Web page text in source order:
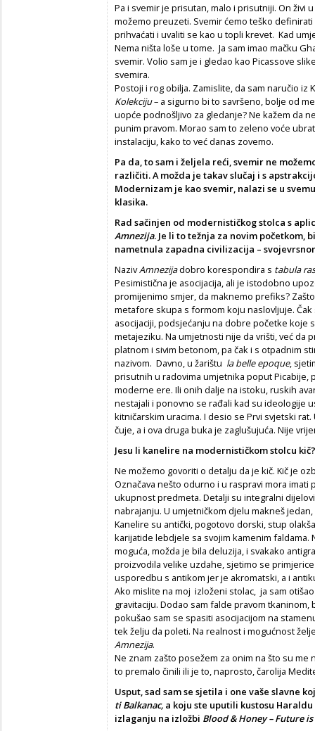
Pa i svemir je prisutan, malo i prisutniji. On živi
možemo preuzeti. Svemir ćemo teško
prihvaćati i uvaliti se kao u topli krevet. Kad
Nema ništa loše u tome. Ja sam imao mačku
svemir. Volio sam je i gledao kao Picassove
svemira.
Postoji i rog obilja. Zamislite, da sam naručio iz
Kolekciju– a sigurno bi to savršeno, bolje od
uopće podnošljivo za gledanje? Ne kažem da
punim pravom. Morao sam to zeleno voće
instalaciju, kako to već danas zovemo.
Pa da, to sam i željela reći, svemir ne
različiti. A možda je takav slučaj i s
Modernizam je kao svemir, nalazi se u
klasika.
Rad sačinjen od modernističkog stolca s
Amnezija. Je li to težnja za novim početkom,
nametnula zapadna civilizacija –
NazivAmnezijadobro korespondira s tabula
Pesimistična je asocijacija, ali je istodobno
promijenimo smjer, da maknemo prefiks?
metafore skupa s formom koju naslovljuje.
asocijaciji, podsjećanju na dobre početke koje
metajeziku. Na umjetnosti nije da vrišti, već da
platnom i sivim betonom, pa čak i s otpadnim
nazivom. Davno, u žarištu la belle epoque,
prisutnih u radovima umjetnika poput Picabije,
moderne ere. Ili onih dalje na istoku, ruskih
nestajali i ponovno se rađali kad su ideologije
kitničarskim uracima. I desio se Prvi svjetski
čuje, a i ova druga buka je zaglušujuća. Nije
Jesu li kanelire na modernističkom stolcu kič?
Ne možemo govoriti o detalju da je kič. Kič je
Označava nešto odurno i u raspravi mora
ukupnost predmeta. Detalji su integralni
nabrajanju. U umjetničkom djelu makneš
Kanelire su antički, pogotovo dorski, stup
karijatide lebdjele sa svojim kamenim faldama.
moguća, možda je bila deluzija, i svakako
proizvodila velike uzdahe, sjetimo se
usporedbu s antikom jer je akromatski, a i
Ako mislite na moj izloženi stolac, ja sam
gravitaciju. Dodao sam falde pravom
pokušao sam se spasiti asocijacijom na
tek želju da poleti. Na realnost i mogućnost
Amnezija.
Ne znam zašto posežem za onim na što su me
to premalo činili ili je to, naprosto, čarolija
Usput, sad sam se sjetila i one vaše slavne
ti Balkanac, a koju ste uputili kustosu
izlaganju na izložbi Blood & Honey – Future